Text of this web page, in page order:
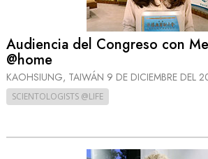
Audiencia del Congreso con
@home
KAOHSIUNG, TAIWÁN 9 DE DICIEMBRE DEL
SCIENTOLOGISTS @LIFE